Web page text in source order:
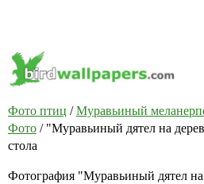
Фото птиц /Муравьиный
Фото / "Муравьиный дятел на
стола
Фотография "Муравьиный дятел